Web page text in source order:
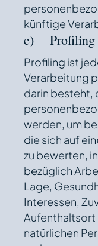
künftige
e) Profiling
Profiling ist
Verarbeitung
darin besteht,
werden, um
die sich auf
zu bewerten,
bezüglich
Lage,
Interessen,
natürlichen